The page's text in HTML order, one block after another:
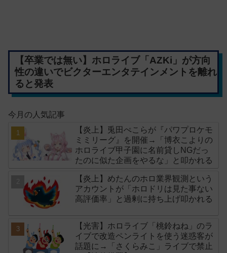
【卒業では無い】ホロライブ「AZKi」が方向
性の違いでビクターエンタテインメントを離れ
ると発表
今月の人気記事
【炎上】兎田ぺこらが『パワプロケモ
ミミリーグ』を開催→「博衣こよりの
ホロライブ甲子園に名前貸しNGだっ
たのに似た企画をやるな」と叩かれる
【炎上】めたんのホロ業界観測という
アカウントが「ホロドリは見た事ない
高評価率」と過剰に持ち上げ叩かれる
【光害】ホロライブ「桃鈴ねね」のラ
イブで改造ペンライトを使う迷惑客が
話題に→「さくらみこ」ライブで禁止